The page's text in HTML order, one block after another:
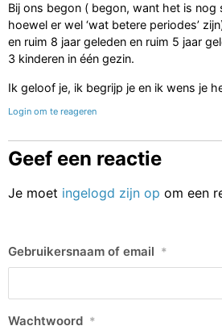
Bij ons begon ( begon, want het is nog
hoewel er wel ‘wat betere periodes’
en ruim 8 jaar geleden en ruim 5 jaar
3 kinderen in één gezin.
Ik geloof je, ik begrijp je en ik wens je
Login om te reageren
Geef een reactie
Je moet ingelogd zijn op om een
Gebruikersnaam of email *
Wachtwoord *